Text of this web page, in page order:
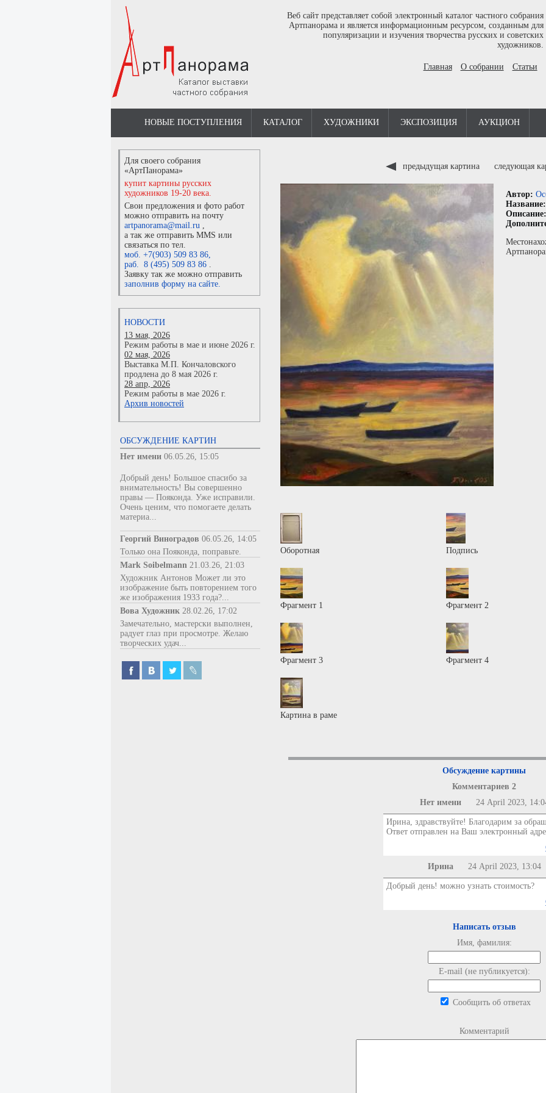
Веб сайт представляет собой электронный каталог частного собрания
Артпанорама и является информационным ресурсом, созданным для
популяризации и изучения творчества русских и советских
художников.
Главная О собрании Статьи
НОВЫЕ ПОСТУПЛЕНИЯ КАТАЛОГ ХУДОЖНИКИ ЭКСПОЗИЦИЯ АУКЦИОН
Для своего собрания
«АртПанорама»
купит картины русских
художников 19-20 века.
Свои предложения и фото работ
можно отправить на почту
artpanorama@mail.ru ,
а так же отправить MMS или
связаться по тел.
моб. +7(903) 509 83 86,
раб. 8 (495) 509 83 86 .
Заявку так же можно отправить
заполнив форму на сайте.
НОВОСТИ
13 мая, 2026
Режим работы в мае и июне 2026 г.
02 мая, 2026
Выставка М.П. Кончаловского
продлена до 8 мая 2026 г.
28 апр, 2026
Режим работы в мае 2026 г.
Архив новостей
ОБСУЖДЕНИЕ КАРТИН
Нет имени 06.05.26, 15:05
Добрый день! Большое спасибо за
внимательность! Вы совершенно
правы — Пояконда. Уже исправили.
Очень ценим, что помогаете делать
материа...
Георгий Виноградов 06.05.26, 14:05
Только она Пояконда, поправьте.
Mark Soibelmann 21.03.26, 21:03
Художник Антонов Может ли это
изображение быть повторением того
же изображения 1933 года?...
Вова Художник 28.02.26, 17:02
Замечательно, мастерски выполнен,
радует глаз при просмотре. Желаю
творческих удач...
предыдущая картина следующая
Автор:
Оборотная Подпись
Фрагмент 1 Фрагмент 2
Фрагмент 3 Фрагмент 4
Картина в раме
Обсуждение картины
Комментариев 2
Нет имени
24 April 2023,
Ирина, здравствуйте! Благодарим за
Ответ отправлен на Ваш электронный
Ирина 24 April 2023, 13:04
Добрый день! можно узнать стоимость?
Написать отзыв
Имя, фамилия:
E-mail (не публикуется):
Сообщить об ответах
Комментарий